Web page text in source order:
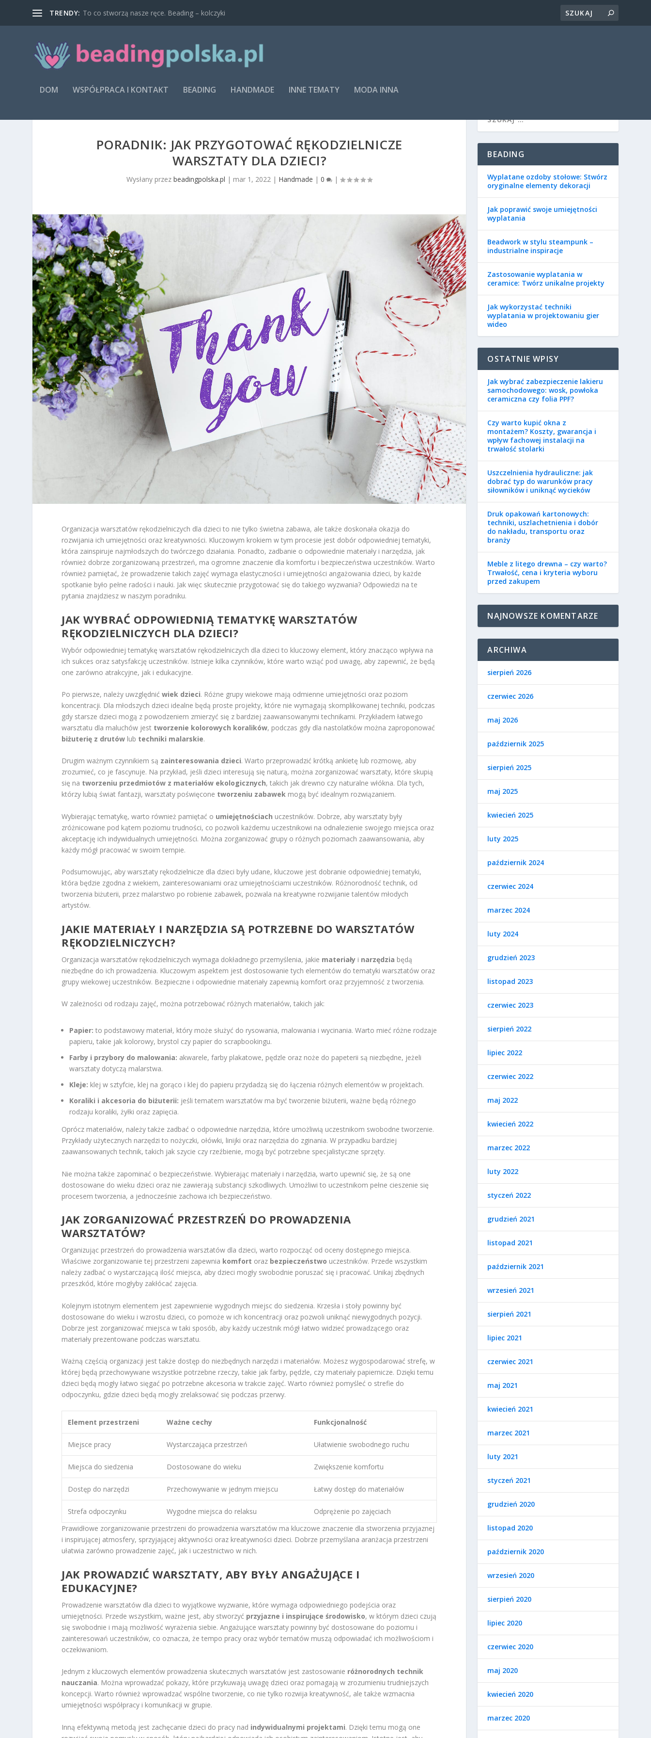
TRENDY: To co stworzą nasze ręce. Beading – kolczyki
DOM WSPÓŁPRACA I KONTAKT BEADING HANDMADE INNE TEMATY MODA INNA
PORADNIK: JAK PRZYGOTOWAĆ RĘKODZIELNICZE
WARSZTATY DLA DZIECI?
Wysłany przezbeadingpolska.pl | mar 1, 2022 | Handmade |0 |
Organizacja warsztatów rękodzielniczych dla dzieci to nie tylko świetna zabawa, ale także doskonała okazja do
rozwijania ich umiejętności oraz kreatywności. Kluczowym krokiem w tym procesie jest dobór odpowiedniej tematyki,
która zainspiruje najmłodszych do twórczego działania. Ponadto, zadbanie o odpowiednie materiały i narzędzia, jak
również dobrze zorganizowaną przestrzeń, ma ogromne znaczenie dla komfortu i bezpieczeństwa uczestników. Warto
również pamiętać, że prowadzenie takich zajęć wymaga elastyczności i umiejętności angażowania dzieci, by każde
spotkanie było pełne radości i nauki. Jak więc skutecznie przygotować się do takiego wyzwania? Odpowiedzi na te
pytania znajdziesz w naszym poradniku.
JAK WYBRAĆ ODPOWIEDNIĄ TEMATYKĘ WARSZTATÓW
RĘKODZIELNICZYCH DLA DZIECI?
Wybór odpowiedniej tematykę warsztatów rękodzielniczych dla dzieci to kluczowy element, który znacząco wpływa na
ich sukces oraz satysfakcję uczestników. Istnieje kilka czynników, które warto wziąć pod uwagę, aby zapewnić, że będą
one zarówno atrakcyjne, jak i edukacyjne.
Po pierwsze, należy uwzględnićwiek dzieci. Różne grupy wiekowe mają odmienne umiejętności oraz poziom
koncentracji. Dla młodszych dzieci idealne będą proste projekty, które nie wymagają skomplikowanej techniki, podczas
gdy starsze dzieci mogą z powodzeniem zmierzyć się z bardziej zaawansowanymi technikami. Przykładem łatwego
warsztatu dla maluchów jest tworzenie kolorowych koralików, podczas gdy dla nastolatków można zaproponować
biżuterię z drutów lub techniki malarskie.
Drugim ważnym czynnikiem są zainteresowania dzieci. Warto przeprowadzić krótką ankietę lub rozmowę, aby
zrozumieć, co je fascynuje. Na przykład, jeśli dzieci interesują się naturą, można zorganizować warsztaty, które skupią
się na tworzeniu przedmiotów z materiałów ekologicznych, takich jak drewno czy naturalne włókna. Dla tych,
którzy lubią świat fantazji, warsztaty poświęcone tworzeniu zabawek mogą być idealnym rozwiązaniem.
Wybierając tematykę, warto również pamiętać o umiejętnościach uczestników. Dobrze, aby warsztaty były
zróżnicowane pod kątem poziomu trudności, co pozwoli każdemu uczestnikowi na odnalezienie swojego miejsca oraz
akceptację ich indywidualnych umiejętności. Można zorganizować grupy o różnych poziomach zaawansowania, aby
każdy mógł pracować w swoim tempie.
Podsumowując, aby warsztaty rękodzielnicze dla dzieci były udane, kluczowe jest dobranie odpowiedniej tematyki,
która będzie zgodna z wiekiem, zainteresowaniami oraz umiejętnościami uczestników. Różnorodność technik, od
tworzenia biżuterii, przez malarstwo po robienie zabawek, pozwala na kreatywne rozwijanie talentów młodych
artystów.
JAKIE MATERIAŁY I NARZĘDZIA SĄ POTRZEBNE DO WARSZTATÓW
RĘKODZIELNICZYCH?
Organizacja warsztatów rękodzielniczych wymaga dokładnego przemyślenia, jakie materiały i narzędzia będą
niezbędne do ich prowadzenia. Kluczowym aspektem jest dostosowanie tych elementów do tematyki warsztatów oraz
grupy wiekowej uczestników. Bezpieczne i odpowiednie materiały zapewnią komfort oraz przyjemność z tworzenia.
W zależności od rodzaju zajęć, można potrzebować różnych materiałów, takich jak:
Papier: to podstawowy materiał, który może służyć do rysowania, malowania i wycinania. Warto mieć różne rodzaje
papieru, takie jak kolorowy, brystol czy papier do scrapbookingu.
Farby i przybory do malowania: akwarele, farby plakatowe, pędzle oraz noże do papeterii są niezbędne, jeżeli
warsztaty dotyczą malarstwa.
Kleje: klej w sztyfcie, klej na gorąco i klej do papieru przydadzą się do łączenia różnych elementów w projektach.
Koraliki i akcesoria do biżuterii: jeśli tematem warsztatów ma być tworzenie biżuterii, ważne będą różnego
rodzaju koraliki, żyłki oraz zapięcia.
Oprócz materiałów, należy także zadbać o odpowiednie narzędzia, które umożliwią uczestnikom swobodne tworzenie.
Przykłady użytecznych narzędzi to nożyczki, ołówki, linijki oraz narzędzia do zginania. W przypadku bardziej
zaawansowanych technik, takich jak szycie czy rzeźbienie, mogą być potrzebne specjalistyczne sprzęty.
Nie można także zapominać o bezpieczeństwie. Wybierając materiały i narzędzia, warto upewnić się, że są one
dostosowane do wieku dzieci oraz nie zawierają substancji szkodliwych. Umożliwi to uczestnikom pełne cieszenie się
procesem tworzenia, a jednocześnie zachowa ich bezpieczeństwo.
JAK ZORGANIZOWAĆ PRZESTRZEŃ DO PROWADZENIA
WARSZTATÓW?
Organizując przestrzeń do prowadzenia warsztatów dla dzieci, warto rozpocząć od oceny dostępnego miejsca.
Właściwe zorganizowanie tej przestrzeni zapewnia komfort oraz bezpieczeństwo uczestników. Przede wszystkim
należy zadbać o wystarczającą ilość miejsca, aby dzieci mogły swobodnie poruszać się i pracować. Unikaj zbędnych
przeszkód, które mogłyby zakłócać zajęcia.
Kolejnym istotnym elementem jest zapewnienie wygodnych miejsc do siedzenia. Krzesła i stoły powinny być
dostosowane do wieku i wzrostu dzieci, co pomoże w ich koncentracji oraz pozwoli uniknąć niewygodnych pozycji.
Dobrze jest zorganizować miejsca w taki sposób, aby każdy uczestnik mógł łatwo widzieć prowadzącego oraz
materiały prezentowane podczas warsztatu.
Ważną częścią organizacji jest także dostęp do niezbędnych narzędzi i materiałów. Możesz wygospodarować strefę, w
której będą przechowywane wszystkie potrzebne rzeczy, takie jak farby, pędzle, czy materiały papiernicze. Dzięki temu
dzieci będą mogły łatwo sięgać po potrzebne akcesoria w trakcie zajęć. Warto również pomyśleć o strefie do
odpoczynku, gdzie dzieci będą mogły zrelaksować się podczas przerwy.
Element przestrzeni Ważne cechy Funkcjonalność
Miejsce pracy Wystarczająca przestrzeń Ułatwienie swobodnego ruchu
Miejsca do siedzenia Dostosowane do wieku Zwiększenie komfortu
Dostęp do narzędzi Przechowywanie w jednym miejscu Łatwy dostęp do materiałów
Strefa odpoczynku Wygodne miejsca do relaksu
Odprężenie po zajęciach
Prawidłowe zorganizowanie przestrzeni do prowadzenia warsztatów ma kluczowe znaczenie dla stworzenia przyjaznej
i inspirującej atmosfery, sprzyjającej aktywności oraz kreatywności dzieci. Dobrze przemyślana aranżacja przestrzeni
ułatwia zarówno prowadzenie zajęć, jak i uczestnictwo w nich.
JAK PROWADZIĆ WARSZTATY, ABY BYŁY ANGAŻUJĄCE I
EDUKACYJNE?
Prowadzenie warsztatów dla dzieci to wyjątkowe wyzwanie, które wymaga odpowiedniego podejścia oraz
umiejętności. Przede wszystkim, ważne jest, aby stworzyć przyjazne i inspirujące środowisko, w którym dzieci czują
się swobodnie i mają możliwość wyrażenia siebie. Angażujące warsztaty powinny być dostosowane do poziomu i
zainteresowań uczestników, co oznacza, że tempo pracy oraz wybór tematów muszą odpowiadać ich możliwościom i
oczekiwaniom.
Jednym z kluczowych elementów prowadzenia skutecznych warsztatów jest zastosowanie różnorodnych technik
nauczania. Można wprowadzać pokazy, które przykuwają uwagę dzieci oraz pomagają w zrozumieniu trudniejszych
koncepcji. Warto również wprowadzać wspólne tworzenie, co nie tylko rozwija kreatywność, ale także wzmacnia
umiejętności współpracy i komunikacji w grupie.
Inną efektywną metodą jest zachęcanie dzieci do pracy nad indywidualnymi projektami. Dzięki temu mogą one
BEADING
Wyplatane ozdoby stołowe: Stwórz
oryginalne elementy dekoracji
Jak poprawić swoje umiejętności
wyplatania
Beadwork w stylu steampunk –
industrialne inspiracje
Zastosowanie wyplatania w
ceramice: Twórz unikalne projekty
Jak wykorzystać techniki
wyplatania w projektowaniu gier
wideo
OSTATNIE WPISY
Jak wybrać zabezpieczenie lakieru
samochodowego: wosk, powłoka
ceramiczna czy folia PPF?
Czy warto kupić okna z
montażem? Koszty, gwarancja i
wpływ fachowej instalacji na
trwałość stolarki
Uszczelnienia hydrauliczne: jak
dobrać typ do warunków pracy
siłowników i uniknąć wycieków
Druk opakowań kartonowych:
techniki, uszlachetnienia i dobór
do nakładu, transportu oraz
branży
Meble z litego drewna – czy warto?
Trwałość, cena i kryteria wyboru
przed zakupem
NAJNOWSZE KOMENTARZE
ARCHIWA
sierpień 2026
czerwiec 2026
maj 2026
październik 2025
sierpień 2025
maj 2025
kwiecień 2025
luty 2025
październik 2024
czerwiec 2024
marzec 2024
luty 2024
grudzień 2023
listopad 2023
czerwiec 2023
sierpień 2022
lipiec 2022
czerwiec 2022
maj 2022
kwiecień 2022
marzec 2022
luty 2022
styczeń 2022
grudzień 2021
listopad 2021
październik 2021
wrzesień 2021
sierpień 2021
lipiec 2021
czerwiec 2021
maj 2021
kwiecień 2021
marzec 2021
luty 2021
styczeń 2021
grudzień 2020
listopad 2020
październik 2020
wrzesień 2020
sierpień 2020
lipiec 2020
czerwiec 2020
maj 2020
kwiecień 2020
marzec 2020